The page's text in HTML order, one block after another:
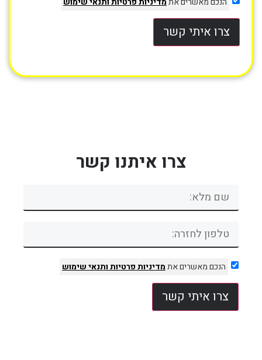
צרו איתי קשר
צרו איתנו קשר
הנכם מאשרים אתמדיניות פרטיותותנאי שימוש
צרו איתי קשר